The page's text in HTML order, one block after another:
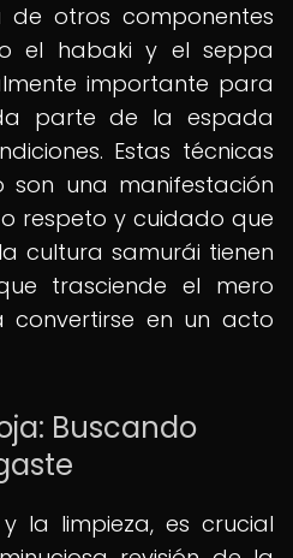
de otros componentes
el habaki y el seppa
importante para
parte de la espada
Estas técnicas
son una manifestación
respeto y cuidado que
cultura samurái tienen
trasciende el mero
convertirse en un acto
Buscando
la limpieza, es crucial